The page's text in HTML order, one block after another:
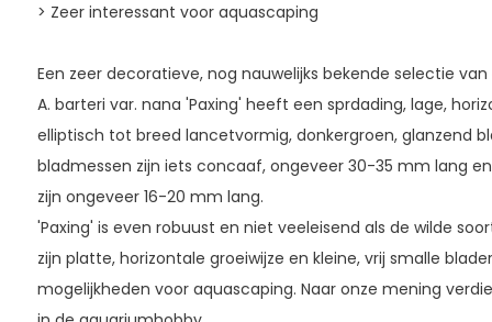
> Zeer interessant voor aquascaping
Een zeer decoratieve, nog nauwelijks bekende selectie
A. barteri var. nana 'Paxing' heeft een sprdading, lage,
elliptisch tot breed lancetvormig, donkergroen, glanzend
bladmessen zijn iets concaaf, ongeveer 30-35 mm lang
zijn ongeveer 16-20 mm lang.
'Paxing' is even robuust en niet veeleisend als de wilde
zijn platte, horizontale groeiwijze en kleine, vrij smalle
mogelijkheden voor aquascaping. Naar onze mening